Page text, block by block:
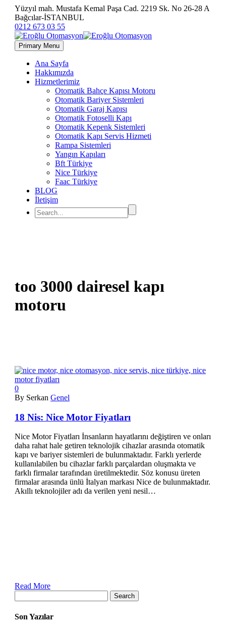
Yüzyıl mah. Mustafa Kemal Paşa Cad. 2219 Sk. No 26-28 A
Bağcılar-İSTANBUL
0212 673 03 55
Primary Menu
Ana Sayfa
Hakkımızda
Hizmetlerimiz
Otomatik Bahçe Kapısı Motoru
Otomatik Bariyer Sistemleri
Otomatik Garaj Kapısı
Otomatik Fotoselli Kapı
Otomatik Kepenk Sistemleri
Otomatik Kapı Servis Hizmeti
Rampa Sistemleri
Yangın Kapıları
Bft Türkiye
Nice Türkiye
Faac Türkiye
BLOG
İletişim
too 3000 dairesel kapı
motoru
0
By Serkan Genel
18 Nis: Nice Motor Fiyatları
Nice Motor Fiyatları İnsanların hayatlarını değiştiren ve onları
daha rahat hale getiren teknolojik cihazlar arasında otomatik
kapı ve bariyer sistemleri de bulunmaktadır. Farklı yerlerde
kullanılabilen bu cihazlar farklı parçalardan oluşmakta ve
farklı firmalar tarafından üretilmektedir. Söz konusu üreten
firmalar arasında ünlü İtalyan markası Nice de bulunmaktadır.
Akıllı teknolojiler adı da verilen yeni nesil…
Read More
Search
Son Yazılar